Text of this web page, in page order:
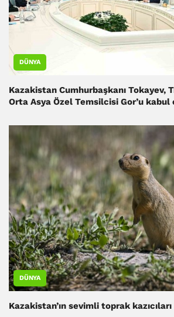
DÜNYA
Kazakistan Cumhurbaşkanı Tokayev,
Orta Asya Özel Temsilcisi Gor’u
DÜNYA
Kazakistan’ın sevimli toprak kazıcıları